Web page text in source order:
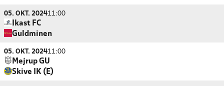
05. OKT. 202411:00
Ikast FC
Guldminen
05. OKT. 202411:00
Mejrup GU
Skive IK (E)